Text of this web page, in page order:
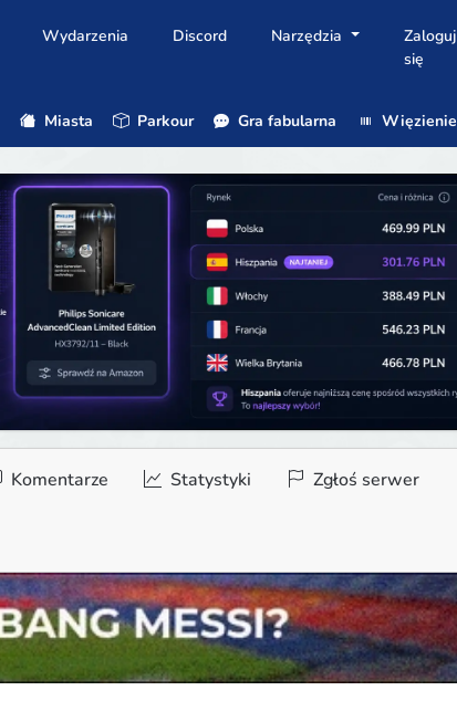
Wydarzenia Discord Narzędzia
Zaloguj
się
Miasta Parkour Gra fabularna Więzienie
Komentarze Statystyki Zgłoś serwer